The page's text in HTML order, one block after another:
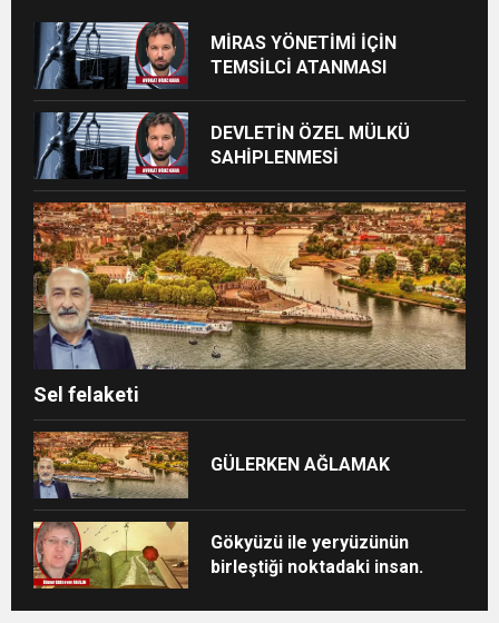
MİRAS YÖNETİMİ İÇİN
TEMSİLCİ ATANMASI
DEVLETİN ÖZEL MÜLKÜ
SAHİPLENMESİ
Sel felaketi
GÜLERKEN AĞLAMAK
Gökyüzü ile yeryüzünün
birleştiği noktadaki insan.